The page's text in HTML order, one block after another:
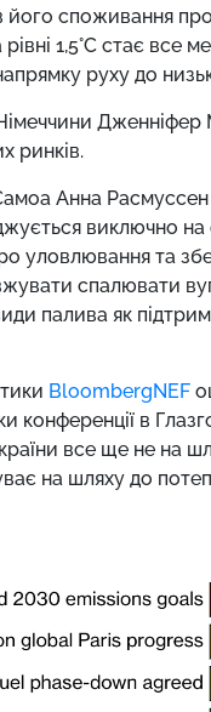
його споживання
рівні 1,5°C стає
руху до
Дженніфер
ринків.
Анна
виключно на
уловлювання та
спалювати
палива як
BloombergNEF
конференції в
все ще не на
на шляху до